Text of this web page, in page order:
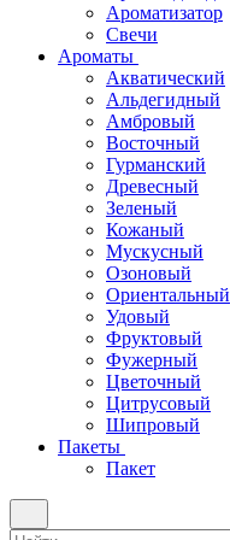
Ароматизатор
Свечи
Ароматы
Акватический
Альдегидный
Амбровый
Восточный
Гурманский
Древесный
Зеленый
Кожаный
Мускусный
Озоновый
Ориентальный
Удовый
Фруктовый
Фужерный
Цветочный
Цитрусовый
Шипровый
Пакеты
Пакет